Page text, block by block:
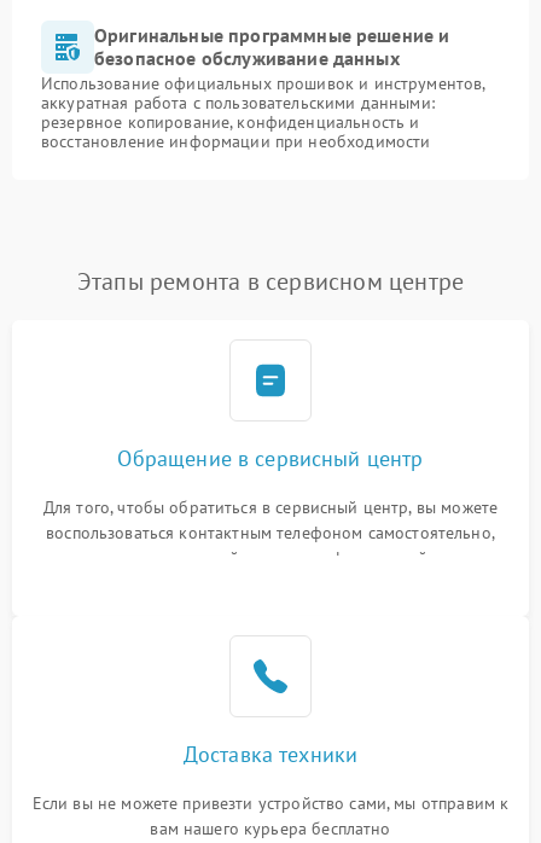
Оригинальные программные решение и
безопасное обслуживание данных
Использование официальных прошивок и инструментов,
аккуратная работа с пользовательскими данными:
резервное копирование, конфиденциальность и
восстановление информации при необходимости
Этапы ремонта в сервисном центре
Обращение в сервисный центр
Для того, чтобы обратиться в сервисный центр, вы можете
воспользоваться контактным телефоном самостоятельно,
или оставить свой номер телефона на сайте
Доставка техники
Если вы не можете привезти устройство сами, мы отправим к
вам нашего курьера бесплатно